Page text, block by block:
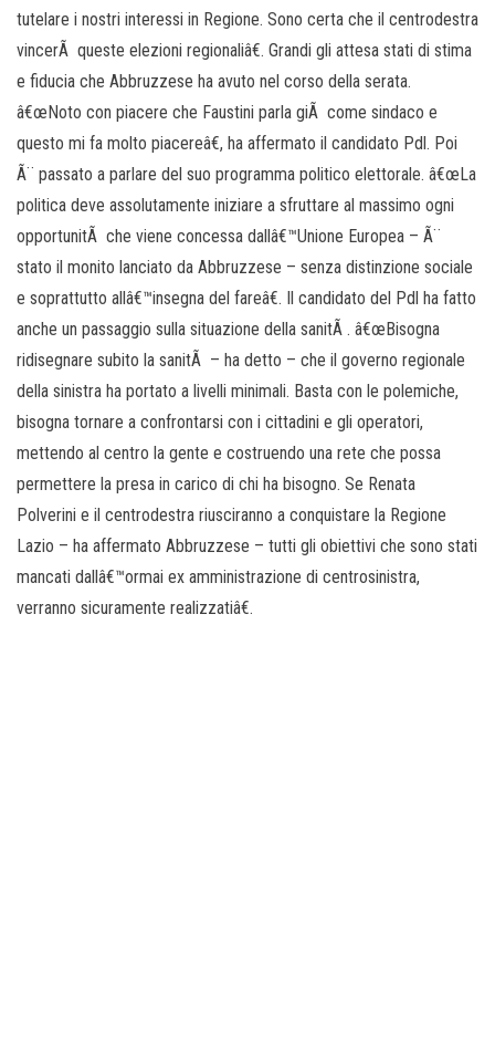
tutelare i nostri interessi in Regione. Sono certa che il centrodestra
vincerÃ queste elezioni regionaliâ€. Grandi gli attesa stati di stima
e fiducia che Abbruzzese ha avuto nel corso della serata.
â€œNoto con piacere che Faustini parla giÃ come sindaco e
questo mi fa molto piacereâ€, ha affermato il candidato Pdl. Poi
Ã¨ passato a parlare del suo programma politico elettorale. â€œLa
politica deve assolutamente iniziare a sfruttare al massimo ogni
opportunitÃ che viene concessa dallâ€™Unione Europea – Ã¨
stato il monito lanciato da Abbruzzese – senza distinzione sociale
e soprattutto allâ€™insegna del fareâ€. Il candidato del Pdl ha fatto
anche un passaggio sulla situazione della sanitÃ . â€œBisogna
ridisegnare subito la sanitÃ – ha detto – che il governo regionale
della sinistra ha portato a livelli minimali. Basta con le polemiche,
bisogna tornare a confrontarsi con i cittadini e gli operatori,
mettendo al centro la gente e costruendo una rete che possa
permettere la presa in carico di chi ha bisogno. Se Renata
Polverini e il centrodestra riusciranno a conquistare la Regione
Lazio – ha affermato Abbruzzese – tutti gli obiettivi che sono stati
mancati dallâ€™ormai ex amministrazione di centrosinistra,
verranno sicuramente realizzatiâ€.